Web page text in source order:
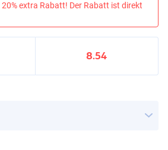
extra Rabatt! Der Rabatt ist direkt
8.54